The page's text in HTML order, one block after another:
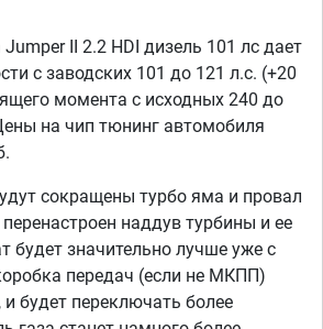
II 2.2 HDI дизель 101 лс дает
с заводских 101 до 121 л.с. (+20
момента с исходных 240 до
на чип тюнинг автомобиля
сокращены турбо яма и провал
перенастроен наддув турбины и ее
будет значительно лучше уже с
передач (если не МКПП)
и будет переключать более